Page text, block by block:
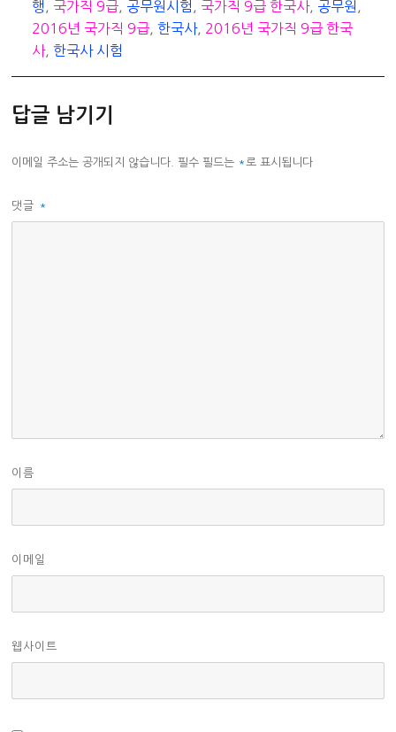
고
리
행
국가직 9급 공무원시험 국가직 9급 한국사, 공무원
2016년 국가직 9급 ,한국사, 2016년 국가직 9급 한국
사,한국사 시험
답글 남기기
이메일 주소는 공개되지 않습니다. 필수 필드는 *로 표시됩니다
댓글 *
이름
이메일
웹사이트